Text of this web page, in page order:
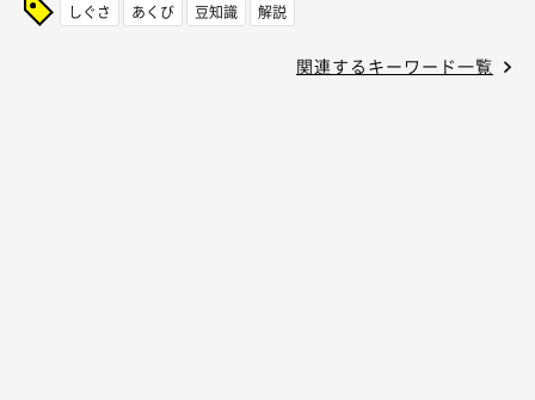
しぐさ あくび 豆知識 解説
関連するキーワード一覧